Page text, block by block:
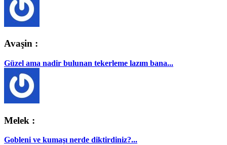
Avaşin :
Güzel ama nadir bulunan tekerleme lazım bana...
Melek :
Gobleni ve kumaşı nerde diktirdiniz?...